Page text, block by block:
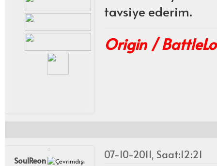
tavsiye ederim.
Origin /
SoulReon 07-10-2011, Saat:12:21